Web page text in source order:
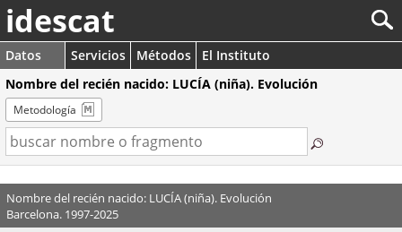
idescat
Datos Servicios Métodos
El Instituto
Nombre del recién nacido: LUCÍA (niña). Evolución
Metodología
Nombre del recién nacido: LUCÍA (niña). Evolución
Barcelona. 1997-2025